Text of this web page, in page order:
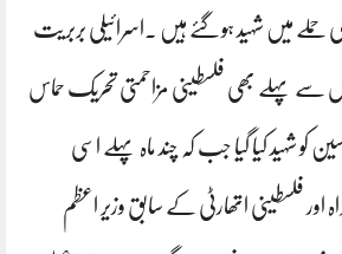
اسرائیلی حملے میں شہید ہوگئے ہیں ۔اسرائیلی بربریت
سے پہلے بھی فلسطینی مزاحمتی تحریک حماس
کو شہید کیا گیا جب کہ چند ماہ پہلے اسی
اور فلسطینی اتھارٹی کے سابق وزیر اعظم